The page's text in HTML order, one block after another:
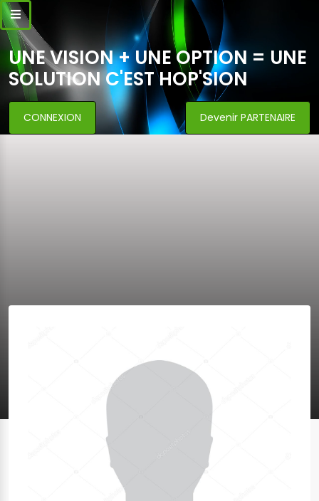
UNE VISION + UNE OPTION = UNE
SOLUTION C'EST HOP'SION
CONNEXION Devenir PARTENAIRE